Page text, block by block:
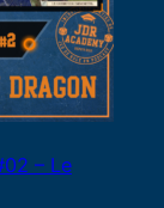
– Le